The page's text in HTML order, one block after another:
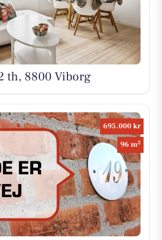
th, 8800 Viborg
695.000 kr
96 m2